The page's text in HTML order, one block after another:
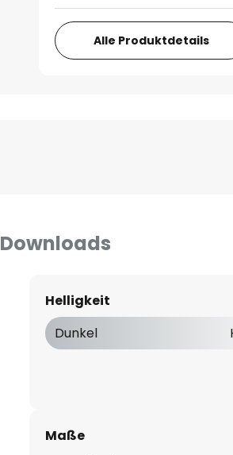
Alle Produktdetails
Downloads
Helligkeit
Dunkel
Maße